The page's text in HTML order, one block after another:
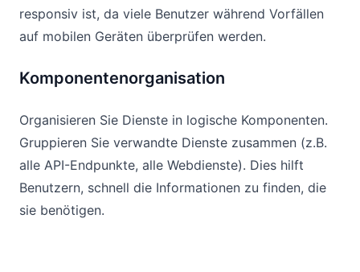
responsiv ist, da viele Benutzer während Vorfällen
auf mobilen Geräten überprüfen werden.
Komponentenorganisation
Organisieren Sie Dienste in logische Komponenten.
Gruppieren Sie verwandte Dienste zusammen (z.B.
alle API-Endpunkte, alle Webdienste). Dies hilft
Benutzern, schnell die Informationen zu finden, die
sie benötigen.